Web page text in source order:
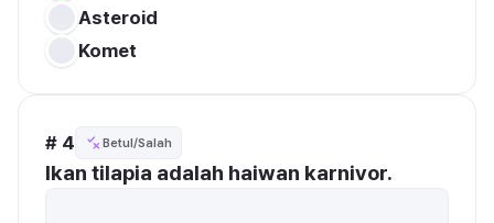
Asteroid
Komet
# 4 Betul/Salah
Ikan tilapia adalah haiwan karnivor.